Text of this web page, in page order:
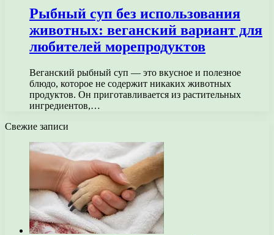
Рыбный суп без использования
животных: веганский вариант для
любителей морепродуктов
Веганский рыбный суп — это вкусное и полезное
блюдо, которое не содержит никаких животных
продуктов. Он приготавливается из растительных
ингредиентов,…
Свежие записи